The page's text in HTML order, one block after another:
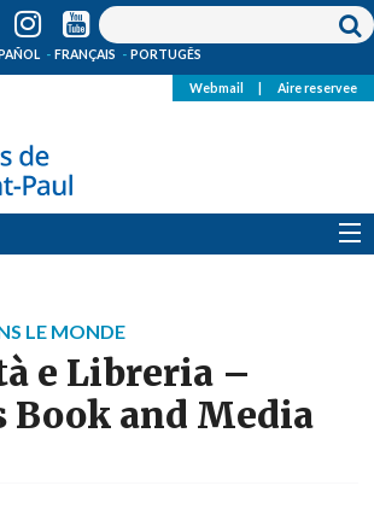
FRANÇAIS PORTUGÊS
Webmail Aire reservee
LE MONDE
e Libreria –
Book and Media